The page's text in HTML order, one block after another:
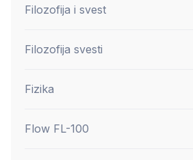
Filozofija i svest
Filozofija svesti
Fizika
Flow FL-100